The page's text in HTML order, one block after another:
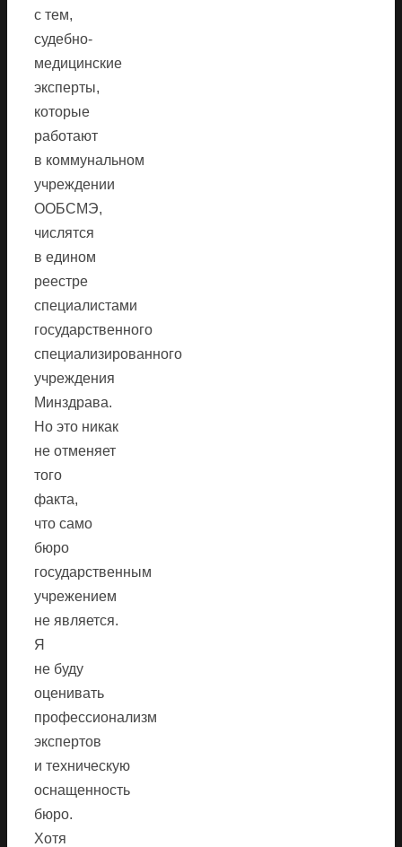
с тем,
судебно-
медицинские
эксперты,
которые
работают
в коммунальном
учреждении
ООБСМЭ,
числятся
в едином
реестре
специалистами
государственного
специализированного
учреждения
Минздрава.
Но это никак
не отменяет
того
факта,
что само
бюро
государственным
учрежением
не является.
Я
не буду
оценивать
профессионализм
экспертов
и техническую
оснащенность
бюро.
Хотя